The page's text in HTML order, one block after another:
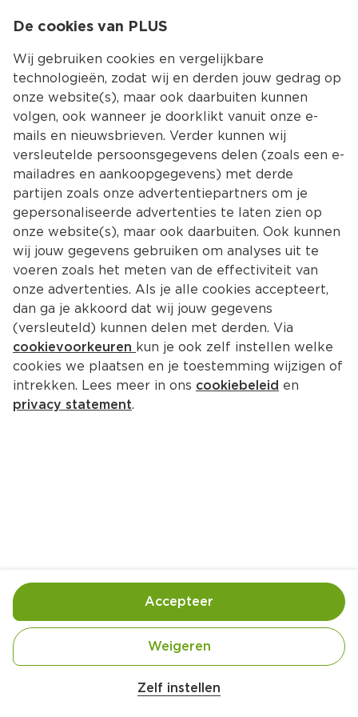
Kies jouw
Ingrediënten Bereiding
De cookies van PLUS
Wij gebruiken cookies en vergelijkbare
technologieën, zodat wij en derden jouw gedrag op
onze website(s), maar ook daarbuiten kunnen
volgen, ook wanneer je doorklikt vanuit onze e-
mails en nieuwsbrieven. Verder kunnen wij
versleutelde persoonsgegevens delen (zoals een e-
mailadres en aankoopgegevens) met derde
partijen zoals onze advertentiepartners om je
gepersonaliseerde advertenties te laten zien op
onze website(s), maar ook daarbuiten. Ook kunnen
wij jouw gegevens gebruiken om analyses uit te
voeren zoals het meten van de effectiviteit van
onze advertenties. Als je alle cookies accepteert,
dan ga je akkoord dat wij jouw gegevens
(versleuteld) kunnen delen met derden. Via
cookievoorkeuren kun je ook zelf instellen welke
cookies we plaatsen en je toestemming wijzigen of
intrekken. Lees meer in ons cookiebeleid en
privacy statement.
Zelf instellen
Weigeren
Accepteer